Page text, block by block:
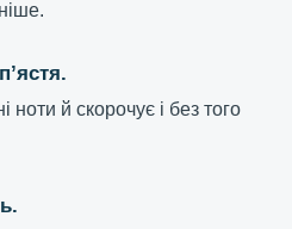
ноти й скорочує і без того